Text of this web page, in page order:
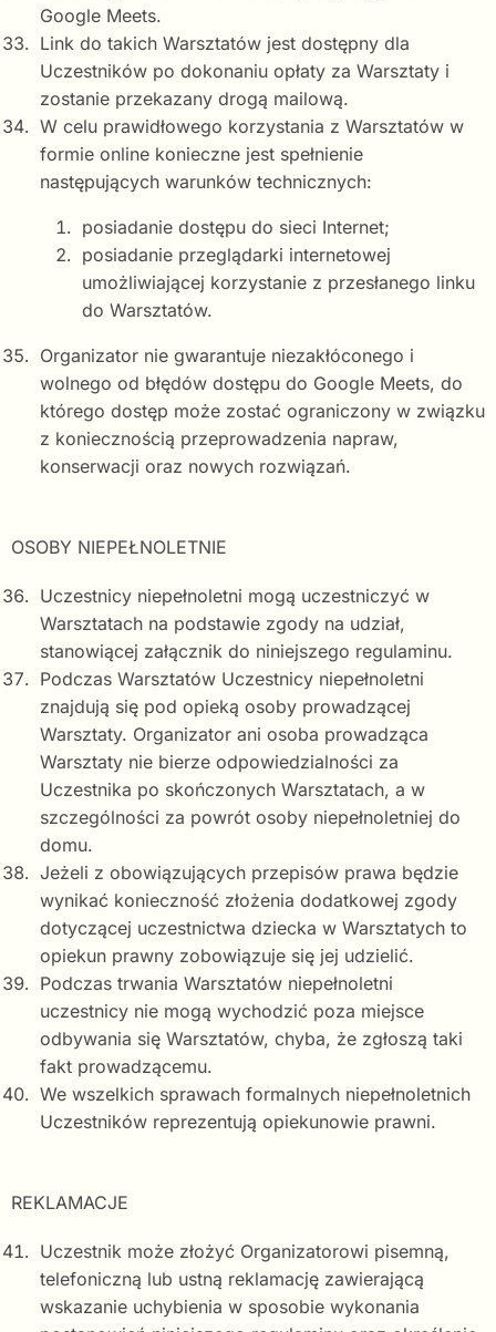
Google Meets.
Link do takich Warsztatów jest dostępny dla
Uczestników po dokonaniu opłaty za Warsztaty i
zostanie przekazany drogą mailową.
W celu prawidłowego korzystania z Warsztatów w
formie online konieczne jest spełnienie
następujących warunków technicznych:
posiadanie dostępu do sieci Internet;
posiadanie przeglądarki internetowej
umożliwiającej korzystanie z przesłanego linku
do Warsztatów.
Organizator nie gwarantuje niezakłóconego i
wolnego od błędów dostępu do Google Meets, do
którego dostęp może zostać ograniczony w związku
z koniecznością przeprowadzenia napraw,
konserwacji oraz nowych rozwiązań.
OSOBY NIEPEŁNOLETNIE
Uczestnicy niepełnoletni mogą uczestniczyć w
Warsztatach na podstawie zgody na udział,
stanowiącej załącznik do niniejszego regulaminu.
Podczas Warsztatów Uczestnicy niepełnoletni
znajdują się pod opieką osoby prowadzącej
Warsztaty. Organizator ani osoba prowadząca
Warsztaty nie bierze odpowiedzialności za
Uczestnika po skończonych Warsztatach, a w
szczególności za powrót osoby niepełnoletniej do
domu.
Jeżeli z obowiązujących przepisów prawa będzie
wynikać konieczność złożenia dodatkowej zgody
dotyczącej uczestnictwa dziecka w Warsztatych to
opiekun prawny zobowiązuje się jej udzielić.
Podczas trwania Warsztatów niepełnoletni
uczestnicy nie mogą wychodzić poza miejsce
odbywania się Warsztatów, chyba, że zgłoszą taki
fakt prowadzącemu.
We wszelkich sprawach formalnych niepełnoletnich
Uczestników reprezentują opiekunowie prawni.
REKLAMACJE
Uczestnik może złożyć Organizatorowi pisemną,
telefoniczną lub ustną reklamację zawierającą
wskazanie uchybienia w sposobie wykonania